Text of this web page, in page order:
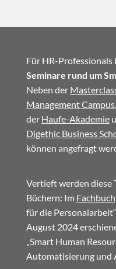
Für HR-Professionals
Seminare rund um
Neben der
Management Campus
der Haufe-Akademie
Digethic Business
können angefragt
Vertieft werden diese
Büchern: Im Fachbuch
für die
August 2024
„Smart Human
Automatisierung und